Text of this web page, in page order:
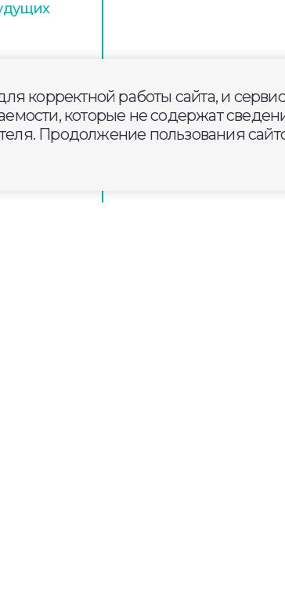
корректной работы сайта, и
которые не содержат
Продолжение пользования